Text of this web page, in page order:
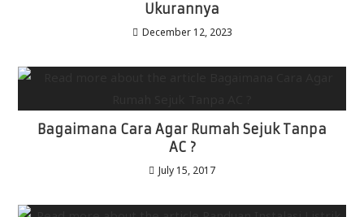
Ukurannya
December 12, 2023
Bagaimana Cara Agar Rumah Sejuk Tanpa
AC ?
July 15, 2017